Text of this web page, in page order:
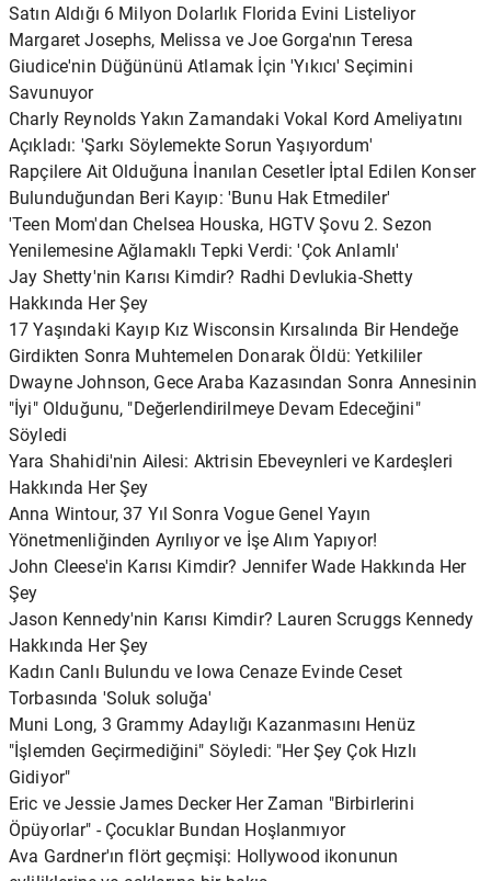
Satın Aldığı 6 Milyon Dolarlık Florida Evini Listeliyor
Margaret Josephs, Melissa ve Joe Gorga'nın Teresa
Giudice'nin Düğününü Atlamak İçin 'Yıkıcı' Seçimini
Savunuyor
Charly Reynolds Yakın Zamandaki Vokal Kord Ameliyatını
Açıkladı: 'Şarkı Söylemekte Sorun Yaşıyordum'
Rapçilere Ait Olduğuna İnanılan Cesetler İptal Edilen Konser
Bulunduğundan Beri Kayıp: 'Bunu Hak Etmediler'
'Teen Mom'dan Chelsea Houska, HGTV Şovu 2. Sezon
Yenilemesine Ağlamaklı Tepki Verdi: 'Çok Anlamlı'
Jay Shetty'nin Karısı Kimdir? Radhi Devlukia-Shetty
Hakkında Her Şey
17 Yaşındaki Kayıp Kız Wisconsin Kırsalında Bir Hendeğe
Girdikten Sonra Muhtemelen Donarak Öldü: Yetkililer
Dwayne Johnson, Gece Araba Kazasından Sonra Annesinin
"İyi" Olduğunu, "Değerlendirilmeye Devam Edeceğini"
Söyledi
Yara Shahidi'nin Ailesi: Aktrisin Ebeveynleri ve Kardeşleri
Hakkında Her Şey
Anna Wintour, 37 Yıl Sonra Vogue Genel Yayın
Yönetmenliğinden Ayrılıyor ve İşe Alım Yapıyor!
John Cleese'in Karısı Kimdir? Jennifer Wade Hakkında Her
Şey
Jason Kennedy'nin Karısı Kimdir? Lauren Scruggs Kennedy
Hakkında Her Şey
Kadın Canlı Bulundu ve Iowa Cenaze Evinde Ceset
Torbasında 'Soluk soluğa'
Muni Long, 3 Grammy Adaylığı Kazanmasını Henüz
"İşlemden Geçirmediğini" Söyledi: "Her Şey Çok Hızlı
Gidiyor"
Eric ve Jessie James Decker Her Zaman "Birbirlerini
Öpüyorlar" - Çocuklar Bundan Hoşlanmıyor
Ava Gardner'ın flört geçmişi: Hollywood ikonunun